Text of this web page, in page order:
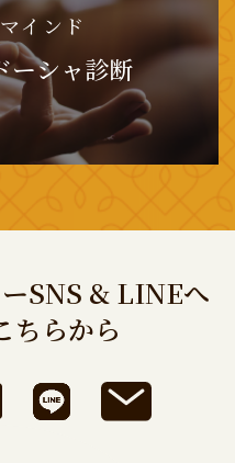
インド
ーシャ診断
SNS & LINEへ
ちらから